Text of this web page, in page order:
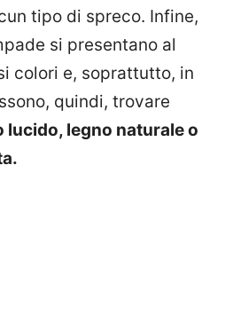
tipo di spreco. Infine,
si presentano al
colori e, soprattutto, in
quindi, trovare
lucido, legno naturale o